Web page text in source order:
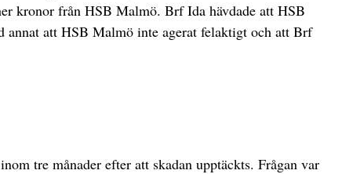
kronor från HSB Malmö. Brf Ida hävdade att HSB
annat att HSB Malmö inte agerat felaktigt och att Brf
tre månader efter att skadan upptäckts. Frågan var